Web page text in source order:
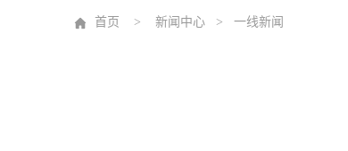
首页 > 新闻中心 > 一线新闻